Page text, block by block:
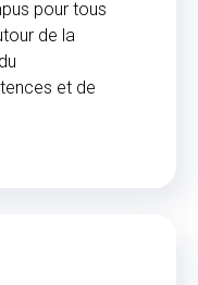
pour tous
de la
et de